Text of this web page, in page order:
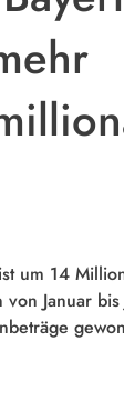
um 14
Januar